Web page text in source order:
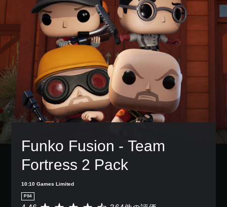
Funko Fusion - Team
Fortress 2 Pack
10:10 Games Limited
PS4